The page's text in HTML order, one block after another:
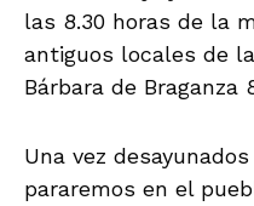
las 8.30 horas de la
antiguos locales de
Bárbara de Braganza
Una vez
pararemos en el